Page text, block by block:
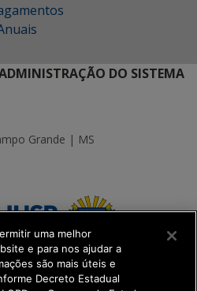
DO SISTEMA
Grande | MS
uma melhor
e para nos ajudar a
são mais úteis e
Decreto Estadual